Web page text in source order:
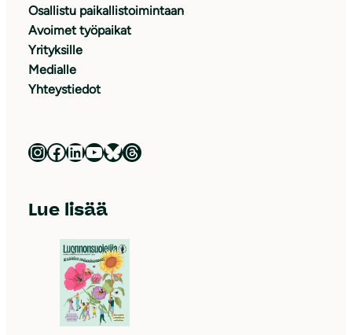
Osallistu paikallistoimintaan
Avoimet työpaikat
Yrityksille
Medialle
Yhteystiedot
Luonnonsuojeluliitto Instagramissa Luonnonsuojeluliitto Facebookissa Luonnonsuojeluliitto LinkedInissä Luonnonsuojeluliiton YouTube-kanava Luonnonsuojeluliitto Blueskyssa Luonnonsuojeluliitto Threadsissa
Lue lisää